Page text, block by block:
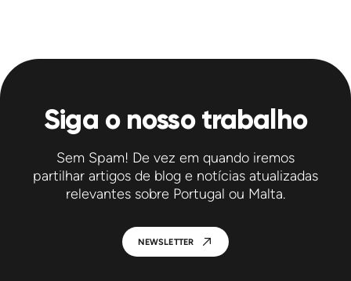
Siga o nosso trabalho
Sem Spam! De vez em quando iremos
partilhar artigos de blog e notícias atualizadas
relevantes sobre Portugal ou Malta.
NEWSLETTER